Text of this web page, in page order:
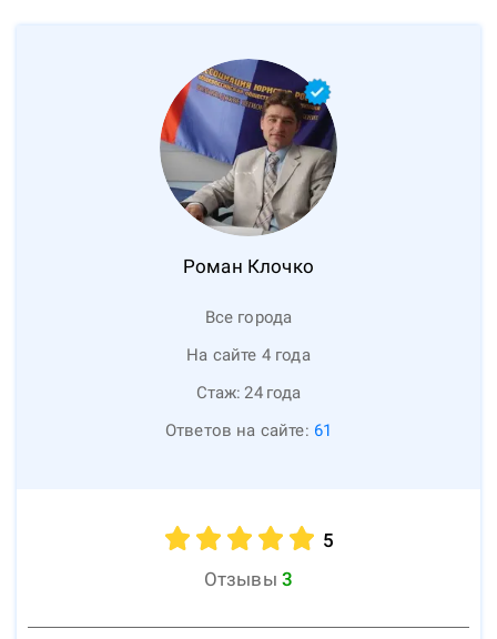
Роман Клочко
Все города
На сайте 4 года
Стаж: 24 года
Ответов на сайте: 61
5
Отзывы 3